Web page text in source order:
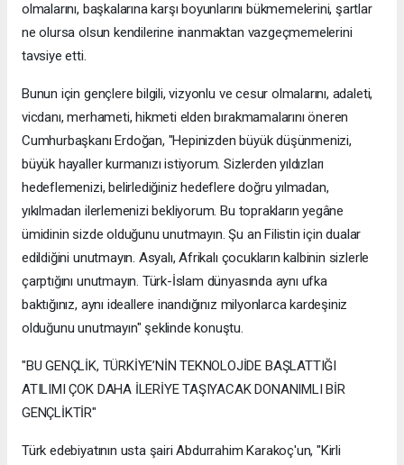
olmalarını, başkalarına karşı boyunlarını bükmemelerini, şartlar
ne olursa olsun kendilerine inanmaktan vazgeçmemelerini
tavsiye etti.
Bunun için gençlere bilgili, vizyonlu ve cesur olmalarını, adaleti,
vicdanı, merhameti, hikmeti elden bırakmamalarını öneren
Cumhurbaşkanı Erdoğan, "Hepinizden büyük düşünmenizi,
büyük hayaller kurmanızı istiyorum. Sizlerden yıldızları
hedeflemenizi, belirlediğiniz hedeflere doğru yılmadan,
yıkılmadan ilerlemenizi bekliyorum. Bu toprakların yegâne
ümidinin sizde olduğunu unutmayın. Şu an Filistin için dualar
edildiğini unutmayın. Asyalı, Afrikalı çocukların kalbinin sizlerle
çarptığını unutmayın. Türk-İslam dünyasında aynı ufka
baktığınız, aynı ideallere inandığınız milyonlarca kardeşiniz
olduğunu unutmayın" şeklinde konuştu.
"BU GENÇLİK, TÜRKİYE’NİN TEKNOLOJİDE BAŞLATTIĞI
ATILIMI ÇOK DAHA İLERİYE TAŞIYACAK DONANIMLI BİR
GENÇLİKTİR"
Türk edebiyatının usta şairi Abdurrahim Karakoç'un, "Kirli